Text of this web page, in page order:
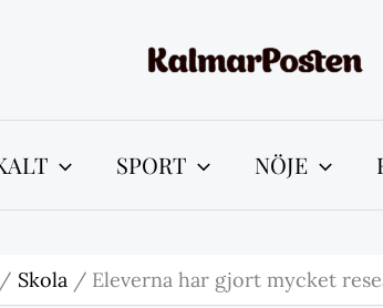
SPORT NÖJE
Skola Eleverna har gjort mycket